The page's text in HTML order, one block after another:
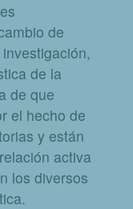
es
de
de la
de que
el hecho de
y están
activa
los diversos